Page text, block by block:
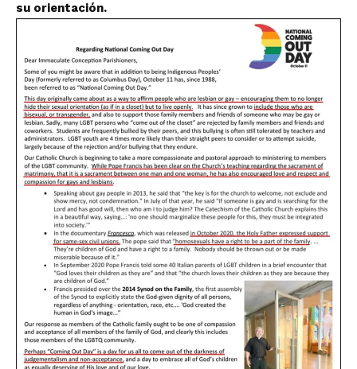
su orientación.